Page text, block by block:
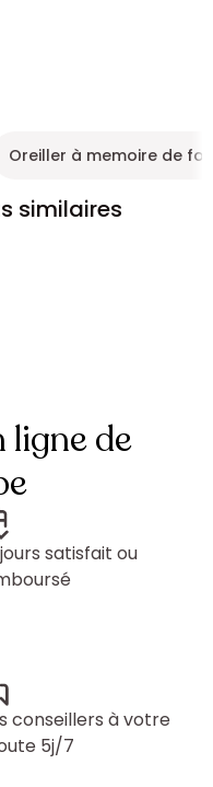
Oreiller à memoire de
similaires
ligne de
satisfait ou
conseillers à votre
5j/7